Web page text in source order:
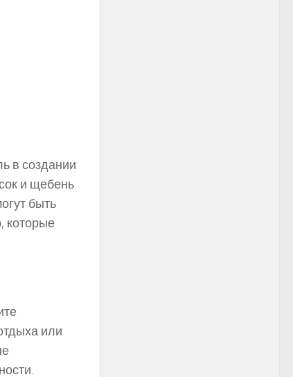
в создании
и щебень
быть
которые
или